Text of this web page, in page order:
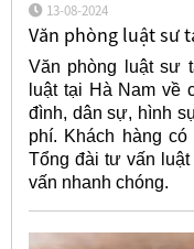
13-08-2024
Văn phòng luật sư
Văn phòng luật sư
luật tại Hà Nam về
đình, dân sự, hình
phí. Khách hàng
Tổng đài tư vấn
vấn nhanh chóng.